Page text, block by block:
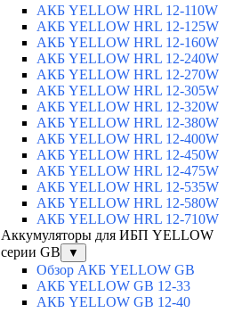
АКБ YELLOW HRL 12-110W
АКБ YELLOW HRL 12-125W
АКБ YELLOW HRL 12-160W
АКБ YELLOW HRL 12-240W
АКБ YELLOW HRL 12-270W
АКБ YELLOW HRL 12-305W
АКБ YELLOW HRL 12-320W
АКБ YELLOW HRL 12-380W
АКБ YELLOW HRL 12-400W
АКБ YELLOW HRL 12-450W
АКБ YELLOW HRL 12-475W
АКБ YELLOW HRL 12-535W
АКБ YELLOW HRL 12-580W
АКБ YELLOW HRL 12-710W
Аккумуляторы для ИБП YELLOW
серии GB
▼
Обзор АКБ YELLOW GB
АКБ YELLOW GB 12-33
АКБ YELLOW GB 12-40